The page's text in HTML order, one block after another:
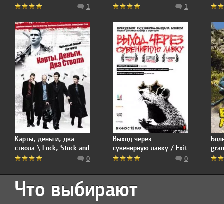
1 1
Карты, деньги, два
ствола \ Lock, Stock and
Two Smoking Barrels
0
Выход через
сувенирную лавку / Exit
Through the Gift Shop
0
Что выбирают